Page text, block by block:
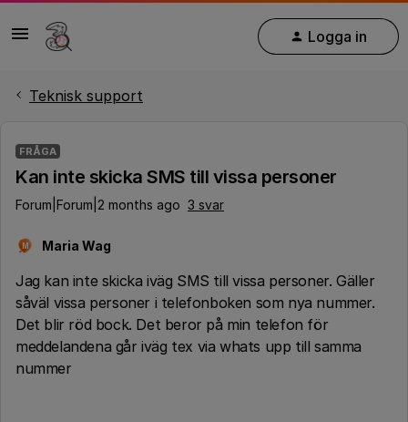
Logga in
Teknisk support
FRÅGA
Kan inte skicka SMS till vissa personer
Forum|Forum|2 months ago 3 svar
M Maria Wag
Jag kan inte skicka iväg SMS till vissa personer. Gäller
såväl vissa personer i telefonboken som nya nummer.
Det blir röd bock. Det beror på min telefon för
meddelandena går iväg tex via whats upp till samma
nummer